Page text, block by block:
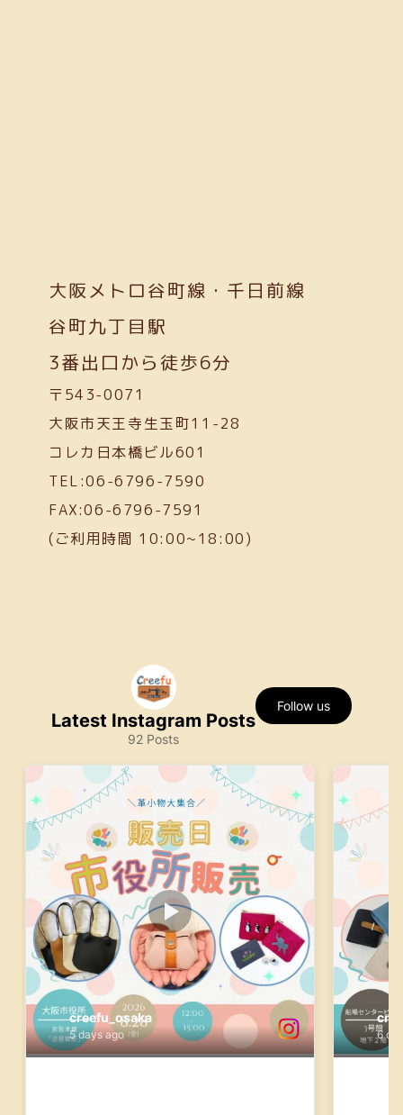
大阪メトロ谷町線・千日前線
谷町九丁目駅
3番出口から徒歩6分
〒543-0071
大阪市天王寺生玉町11-28
コレカ日本橋ビル601
TEL:06-6796-7590
FAX:06-6796-7591
(ご利用時間 10:00~18:00)